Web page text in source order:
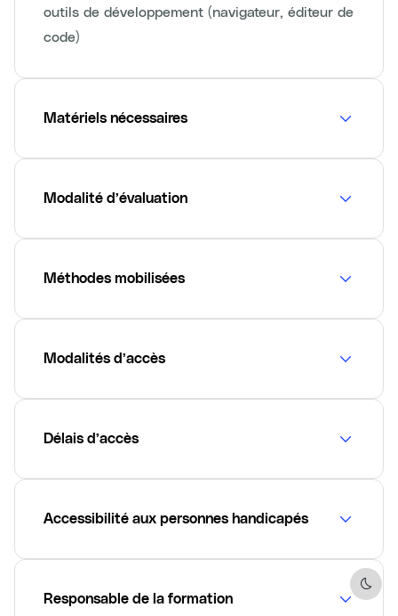
outils de développement (navigateur, éditeur de
code)
Matériels nécessaires
Modalité d’évaluation
Méthodes mobilisées
Modalités d’accès
Délais d’accès
Accessibilité aux personnes handicapés
Responsable de la formation Dark